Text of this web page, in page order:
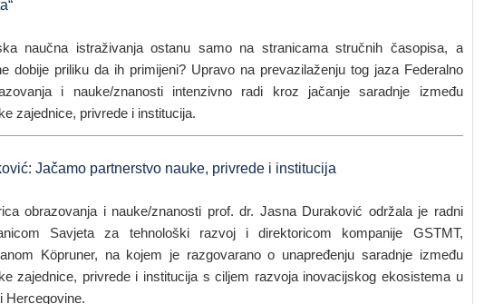
naučna istraživanja ostanu samo na stranicama stručnih časopisa, a
dobije priliku da ih primijeni? Upravo na prevazilaženju tog jaza Federalno
i nauke/znanosti intenzivno radi kroz jačanje saradnje između
zajednice, privrede i institucija.
Jačamo partnerstvo nauke, privrede i institucija
obrazovanja i nauke/znanosti prof. dr. Jasna Duraković održala je radni
Savjeta za tehnološki razvoj i direktoricom kompanije GSTMT,
Köpruner, na kojem je razgovarano o unapređenju saradnje između
zajednice, privrede i institucija s ciljem razvoja inovacijskog ekosistema u
Hercegovine.